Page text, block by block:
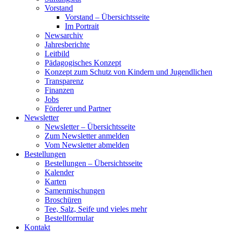
Vorstand
Vorstand – Übersichtsseite
Im Portrait
Newsarchiv
Jahresberichte
Leitbild
Pädagogisches Konzept
Konzept zum Schutz von Kindern und Jugendlichen
Transparenz
Finanzen
Jobs
Förderer und Partner
Newsletter
Newsletter – Übersichtsseite
Zum Newsletter anmelden
Vom Newsletter abmelden
Bestellungen
Bestellungen – Übersichtsseite
Kalender
Karten
Samenmischungen
Broschüren
Tee, Salz, Seife und vieles mehr
Bestellformular
Kontakt